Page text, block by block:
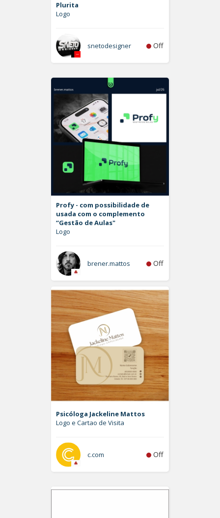
Plurita
Logo
snetodesigner Off
Profy - com possibilidade de
usada com o complemento
“Gestão de Aulas"
Logo
brener.mattos Off
Psicóloga Jackeline Mattos
Logo e Cartao de Visita
c.com Off